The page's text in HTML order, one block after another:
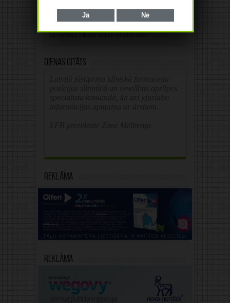
Dienas citāts
Reklāma
Reklāma
Jā Nē